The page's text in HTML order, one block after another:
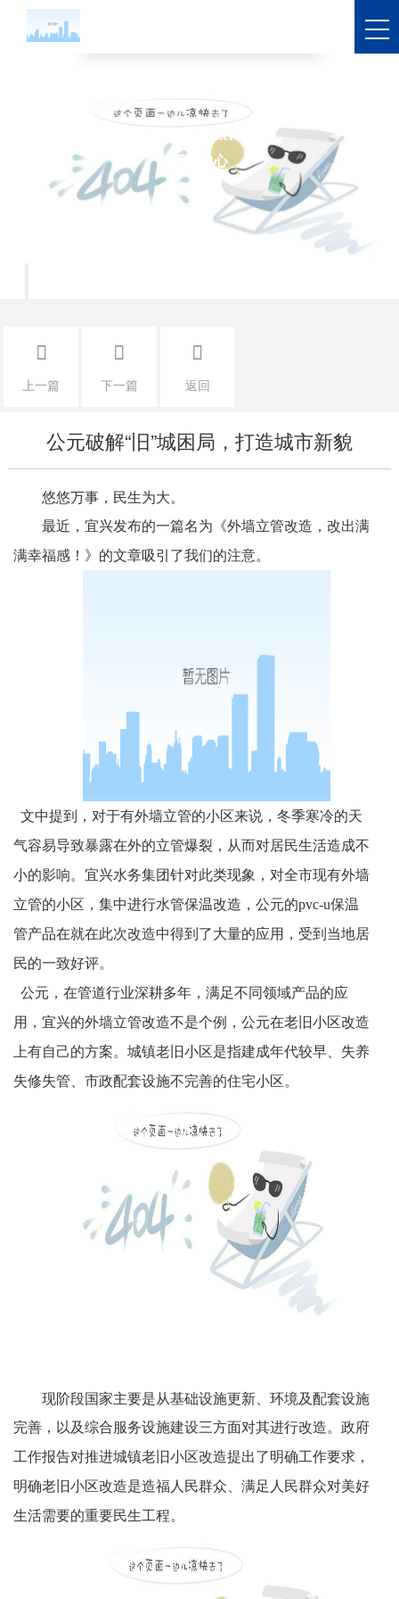
公元破解“旧”城困局，打造城市新貌-pa凯发真人
news center
新闻中心

上一篇

下一篇

返回
公元破解“旧”城困局，打造城市新貌
悠悠万事，民生为大。
最近，宜兴发布的一篇名为《外墙立管改造，改出满
满幸福感！》的文章吸引了我们的注意。
文中提到，对于有外墙立管的小区来说，冬季寒冷的天
气容易导致暴露在外的立管爆裂，从而对居民生活造成不
小的影响。宜兴水务集团针对此类现象，对全市现有外墙
立管的小区，集中进行水管保温改造，公元的pvc-u保温
管产品在就在此次改造中得到了大量的应用，受到当地居
民的一致好评。
公元，在管道行业深耕多年，满足不同领域产品的应
用，宜兴的外墙立管改造不是个例，公元在老旧小区改造
上有自己的方案。 城镇老旧小区是指建成年代较早、失养
失修失管、市政配套设施不完善的住宅小区。
现阶段国家主要是从基础设施更新、环境及配套设施
完善，以及综合服务设施建设三方面对其进行改造。 政府
工作报告对推进城镇老旧小区改造提出了明确工作要求，
明确老旧小区改造是造福人民群众、满足人民群众对美好
生活需要的重要民生工程。